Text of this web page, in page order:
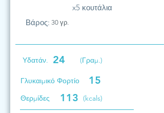
x5 κουτάλια
Βάρος: 30 γρ.
Υδατάν. 24 (Γραμ.)
Γλυκαιμικό Φορτίο 15
Θερμίδες 113 (kcals)